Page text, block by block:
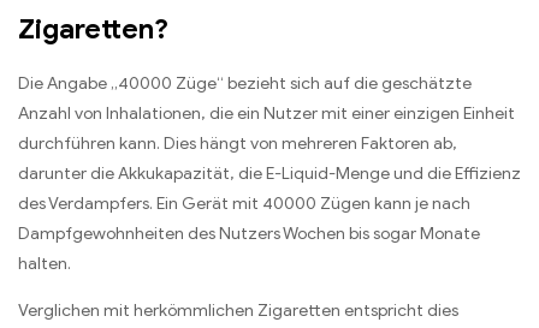
Zigaretten?
Die Angabe „40000 Züge“ bezieht sich auf die geschätzte
Anzahl von Inhalationen, die ein Nutzer mit einer einzigen Einheit
durchführen kann. Dies hängt von mehreren Faktoren ab,
darunter die Akkukapazität, die E-Liquid-Menge und die Effizienz
des Verdampfers. Ein Gerät mit 40000 Zügen kann je nach
Dampfgewohnheiten des Nutzers Wochen bis sogar Monate
halten.
Verglichen mit herkömmlichen Zigaretten entspricht dies